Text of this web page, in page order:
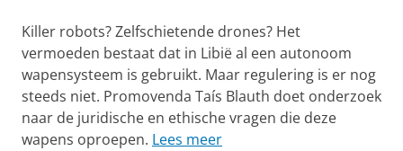
Killer robots? Zelfschietende drones? Het
vermoeden bestaat dat in Libië al een autonoom
wapensysteem is gebruikt. Maar regulering is er nog
steeds niet. Promovenda Taís Blauth doet onderzoek
naar de juridische en ethische vragen die deze
wapens oproepen. Lees meer